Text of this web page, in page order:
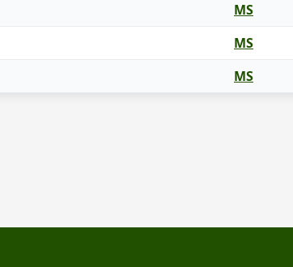
MS
MS
MS